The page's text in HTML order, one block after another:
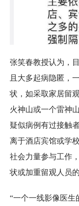
张笑春教授认为，
且大多起病隐匿，
状，如采取家居留
火神山或一个雷神
疑似病例有过接触
离于酒店宾馆或学
社会力量参与工作
状或加重留观人员的
“一个一线影像医生